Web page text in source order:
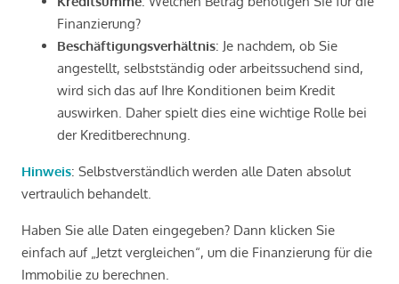
Finanzierung?
Beschäftigungsverhältnis: Je nachdem, ob Sie
angestellt, selbstständig oder arbeitssuchend sind,
wird sich das auf Ihre Konditionen beim Kredit
auswirken. Daher spielt dies eine wichtige Rolle bei
der Kreditberechnung.
Hinweis: Selbstverständlich werden alle Daten absolut
vertraulich behandelt.
Haben Sie alle Daten eingegeben? Dann klicken Sie
einfach auf „Jetzt vergleichen“, um die Finanzierung für die
Immobilie zu berechnen.